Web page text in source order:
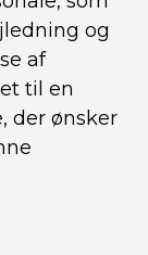
og
af
til en
der ønsker